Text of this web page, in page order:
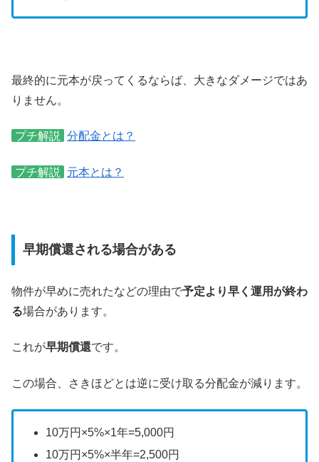
最終的に元本が戻ってくるならば、大きなダメージではあ
りません。
プチ解説 分配金とは？
プチ解説 元本とは？
早期償還される場合がある
物件が早めに売れたなどの理由で予定より早く運用が終わ
る場合があります。
これが早期償還です。
この場合、さきほどとは逆に受け取る分配金が減ります。
10万円×5%×1年=5,000円
10万円×5%×半年=2,500円